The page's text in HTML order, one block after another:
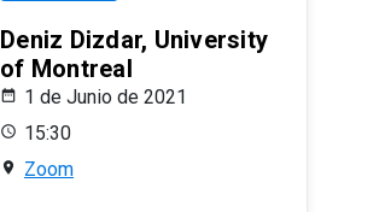
Deniz Dizdar, University
of Montreal
1 de Junio de 2021
15:30
Zoom